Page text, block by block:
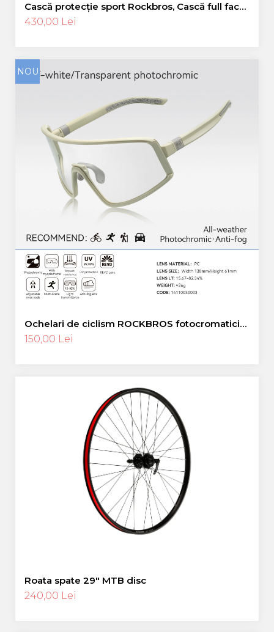
Cască protecție sport Rockbros, Cască full face,
albastru 55-58 cm
430,00 Lei
NOU
Ochelari de ciclism ROCKBROS fotocromatici
anti-aburire UV400 reglabili
150,00 Lei
Roata spate 29″ MTB disc
240,00 Lei